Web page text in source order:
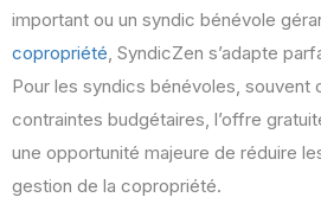
important ou un syndic bénévole
copropriété, SyndicZen s’adapte
Pour les syndics bénévoles, souvent
contraintes budgétaires, l’offre
une opportunité majeure de réduire
gestion de la copropriété.